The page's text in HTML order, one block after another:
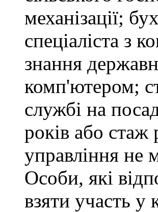
механізації;
спеціаліста з
знання
комп'ютером;
службі на
років або
управління не
Особи, які
взяти участь у